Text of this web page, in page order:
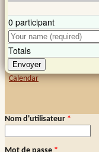
0 participant
Totals
Calendar
Connexion membre
Nom d'utilisateur *